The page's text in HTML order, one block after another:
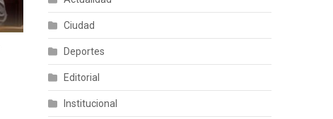
Ciudad
Deportes
Editorial
Institucional